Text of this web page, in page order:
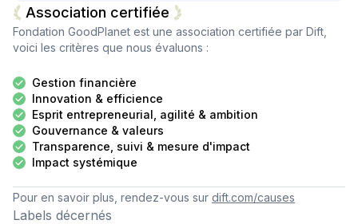
Association certifiée
Fondation GoodPlanet est une association certifiée par Dift,
voici les critères que nous évaluons :
Gestion financière
Innovation & efficience
Esprit entrepreneurial, agilité & ambition
Gouvernance & valeurs
Transparence, suivi & mesure d'impact
Impact systémique
Pour en savoir plus, rendez-vous sur dift.com/causes
Labels décernés